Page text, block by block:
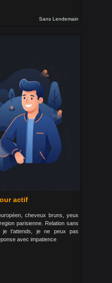
Sans Lendemain
actif
cheveux bruns, yeux
parisienne. Relation sans
je t'attends, je ne peux pas
avec impatience